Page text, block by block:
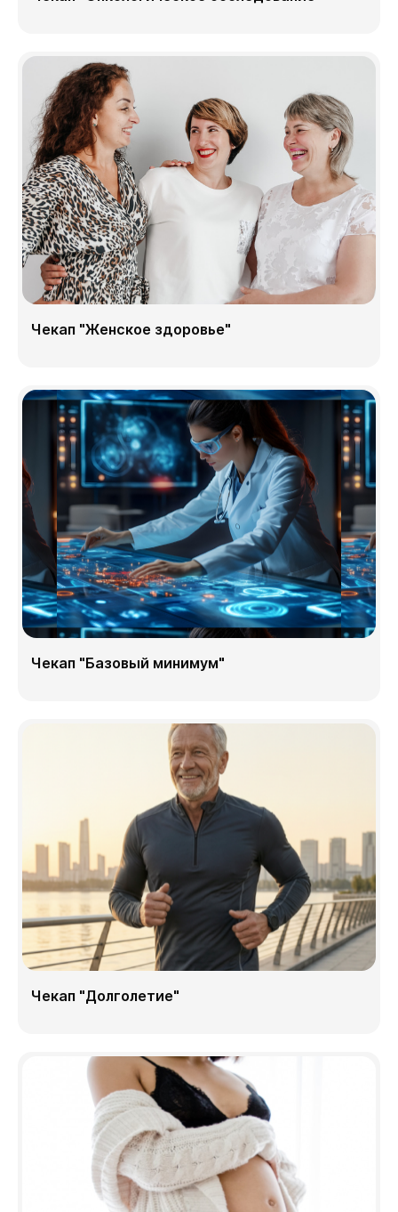
Чекап "Женское здоровье"
Чекап "Базовый минимум"
Чекап "Долголетие"